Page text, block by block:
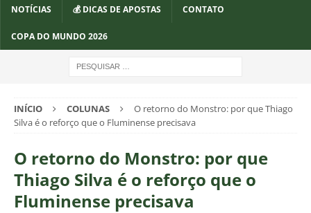
NOTÍCIAS 💰 DICAS DE APOSTAS CONTATO
COPA DO MUNDO 2026
INÍCIO COLUNAS
O retorno do Monstro: por que Thiago
Silva é o reforço que o Fluminense precisava
O retorno do Monstro: por que
Thiago Silva é o reforço que o
Fluminense precisava